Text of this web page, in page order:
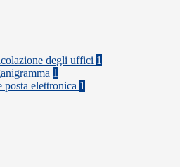
degli uffici 1
1
posta elettronica 1